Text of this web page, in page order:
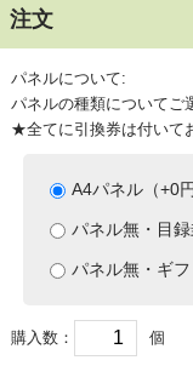
注文
パネルについて:
パネルの種類についてご
★全てに引換券は付いて
A4パネル（+0円
パネル無・目録
パネル無・ギフ
購入数： 個